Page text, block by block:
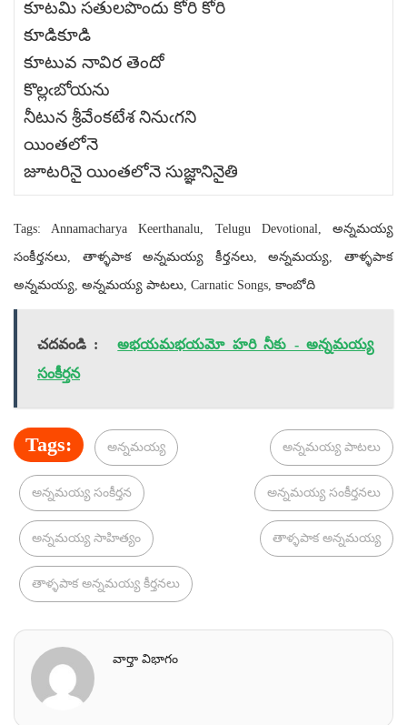
కూటమి సతులపొందు కోరి కోరి
కూడికూడి
కూటువ నావిర తెందో
కొల్లఁబోయను
నీటున శ్రీవేంకటేశ నినుఁగని
యింతలోనె
జూటరినై యింతలోనె సుజ్ఞానినైతి
Tags: Annamacharya Keerthanalu, Telugu Devotional, అన్నమయ్య
సంకీర్తనలు, తాళ్ళపాక అన్నమయ్య కీర్తనలు, అన్నమయ్య, తాళ్ళపాక
అన్నమయ్య, అన్నమయ్య పాటలు, Carnatic Songs, కాంబోది
చదవండి :
అభయమభయమో హరి నీకు - అన్నమయ్య
సంకీర్తన
Tags: అన్నమయ్య అన్నమయ్య పాటలు
అన్నమయ్య సంకీర్తన అన్నమయ్య సంకీర్తనలు
అన్నమయ్య సాహిత్యం తాళ్ళపాక అన్నమయ్య
తాళ్ళపాక అన్నమయ్య కీర్తనలు
వార్తా విభాగం